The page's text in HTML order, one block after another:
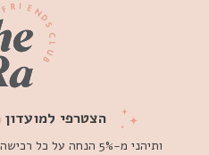
הצטרפי
ותיהני מ-5% הנחה על כל רכישה, עדכונים והטבות מרגשות ♡